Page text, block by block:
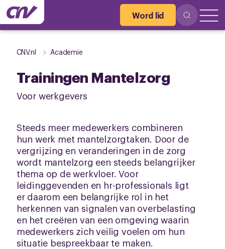
Word lid
CNV.nl Academie
Trainingen Mantelzorg
Voor werkgevers
Steeds meer medewerkers combineren
hun werk met mantelzorgtaken. Door de
vergrijzing en veranderingen in de zorg
wordt mantelzorg een steeds belangrijker
thema op de werkvloer. Voor
leidinggevenden en hr-professionals ligt
er daarom een belangrijke rol in het
herkennen van signalen van overbelasting
en het creëren van een omgeving waarin
medewerkers zich veilig voelen om hun
situatie bespreekbaar te maken.